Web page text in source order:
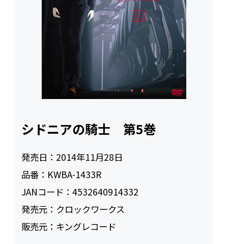
シドニアの騎士 第5巻
発売日： 2014年11月28日
品番： KWBA-1433R
JANコード：4532640914332
発売元： クロックワークス
販売元： キングレコード